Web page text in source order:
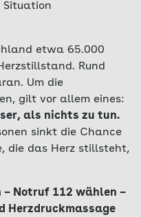
Situation
etwa 65.000
Rund
Um die
gilt vor allem eines:
als nichts zu tun.
sinkt die Chance
die das Herz stillsteht,
– Notruf 112 wählen –
Herzdruckmassage